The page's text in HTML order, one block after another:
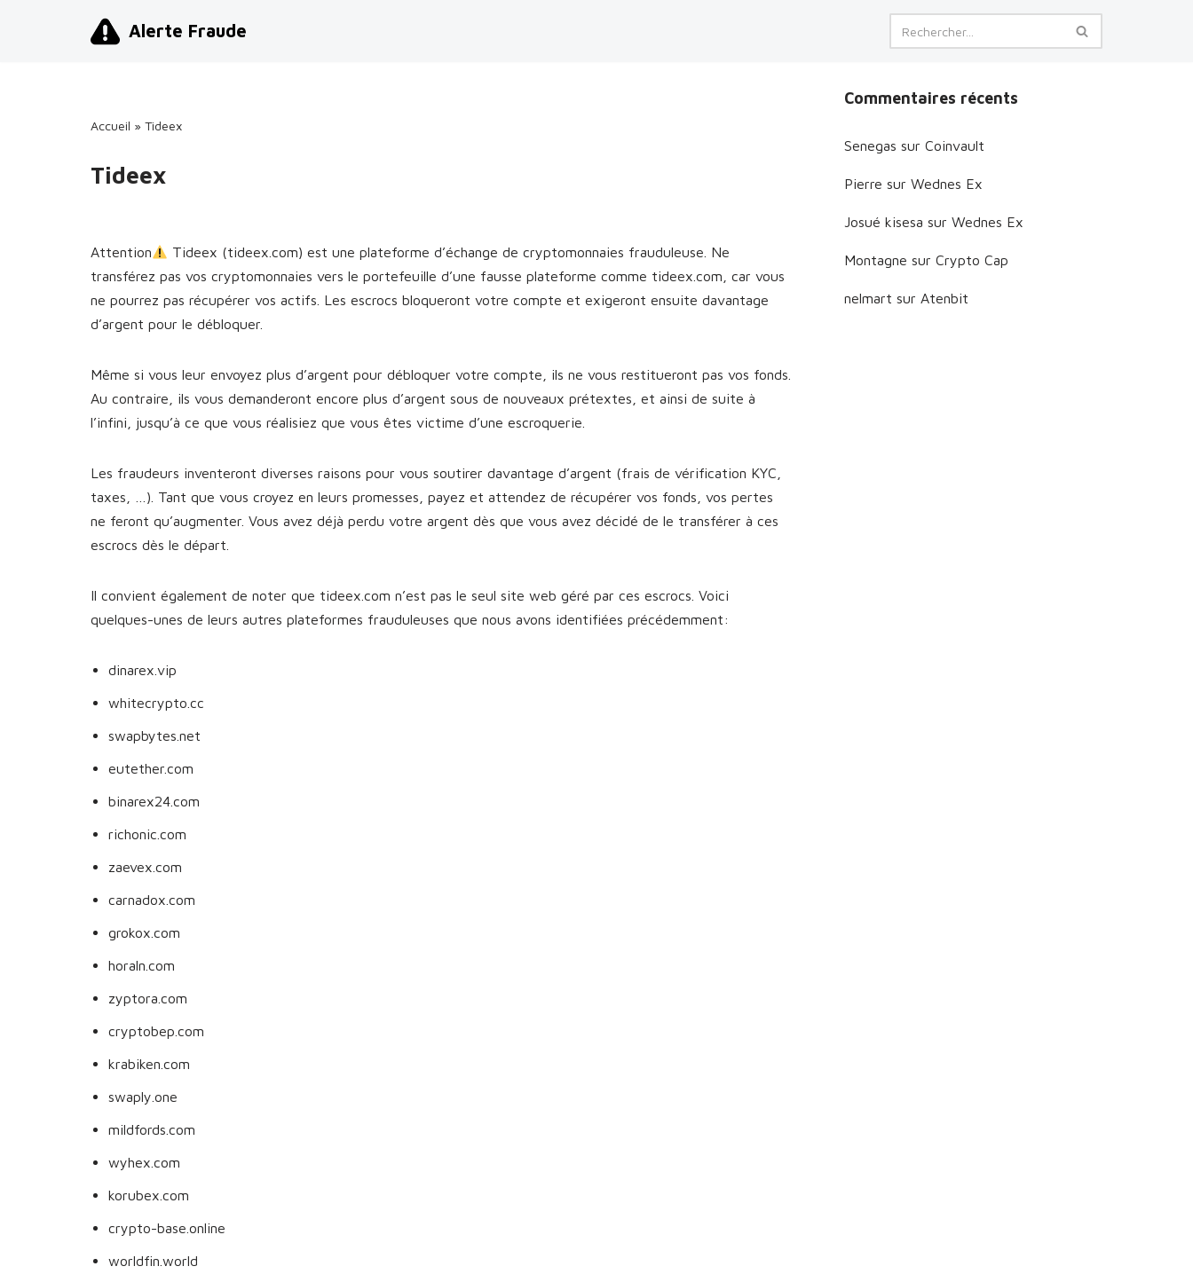
Alerte Fraude
Accueil » Tideex
Tideex
Attention
Tideex (tideex.com) est une plateforme d’échange de cryptomonnaies frauduleuse. Ne
transférez pas vos cryptomonnaies vers le portefeuille d’une fausse plateforme comme tideex.com, car vous
ne pourrez pas récupérer vos actifs. Les escrocs bloqueront votre compte et exigeront ensuite davantage
d’argent pour le débloquer.
Même si vous leur envoyez plus d’argent pour débloquer votre compte, ils ne vous restitueront pas vos fonds.
Au contraire, ils vous demanderont encore plus d’argent sous de nouveaux prétextes, et ainsi de suite à
l’infini, jusqu’à ce que vous réalisiez que vous êtes victime d’une escroquerie.
Les fraudeurs inventeront diverses raisons pour vous soutirer davantage d’argent (frais de vérification KYC,
taxes, …). Tant que vous croyez en leurs promesses, payez et attendez de récupérer vos fonds, vos pertes
ne feront qu’augmenter. Vous avez déjà perdu votre argent dès que vous avez décidé de le transférer à ces
escrocs dès le départ.
Il convient également de noter que tideex.com n’est pas le seul site web géré par ces escrocs. Voici
quelques-unes de leurs autres plateformes frauduleuses que nous avons identifiées précédemment:
dinarex.vip
whitecrypto.cc
swapbytes.net
eutether.com
binarex24.com
richonic.com
zaevex.com
carnadox.com
grokox.com
horaln.com
zyptora.com
cryptobep.com
krabiken.com
swaply.one
mildfords.com
wyhex.com
korubex.com
crypto-base.online
worldfin.world
Commentaires récents
Senegas sur Coinvault
Pierre sur Wednes Ex
Josué kisesa sur Wednes Ex
Montagne sur Crypto Cap
nelmart sur Atenbit